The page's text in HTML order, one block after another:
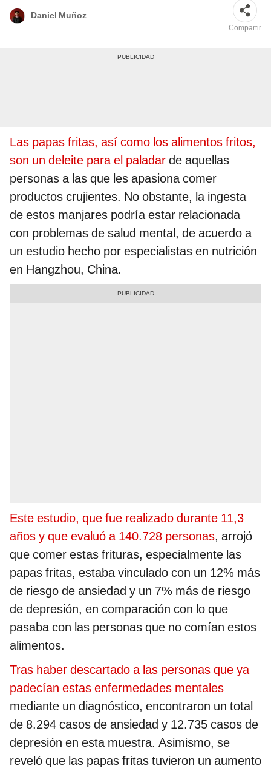
Daniel Muñoz
Compartir
Las papas fritas, así como los alimentos fritos,
son un deleite para el paladar de aquellas
personas a las que les apasiona comer
productos crujientes. No obstante, la ingesta
de estos manjares podría estar relacionada
con problemas de salud mental, de acuerdo a
un estudio hecho por especialistas en nutrición
en Hangzhou, China.
Este estudio, que fue realizado durante 11,3
años y que evaluó a 140.728 personas, arrojó
que comer estas frituras, especialmente las
papas fritas, estaba vinculado con un 12% más
de riesgo de ansiedad y un 7% más de riesgo
de depresión, en comparación con lo que
pasaba con las personas que no comían estos
alimentos.
Tras haber descartado a las personas que ya
padecían estas enfermedades mentales
mediante un diagnóstico, encontraron un total
de 8.294 casos de ansiedad y 12.735 casos de
depresión en esta muestra. Asimismo, se
reveló que las papas fritas tuvieron un aumento